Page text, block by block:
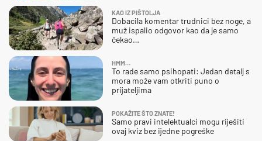
KAO IZ PIŠTOLJA
Dobacila komentar trudnici bez noge, a
muž ispalio odgovor kao da je samo
čekao…
HMM…
To rade samo psihopati: Jedan detalj s
mora može vam otkriti puno o
prijateljima
POKAŽITE ŠTO ZNATE!
Samo pravi intelektualci mogu riješiti
ovaj kviz bez ijedne pogreške